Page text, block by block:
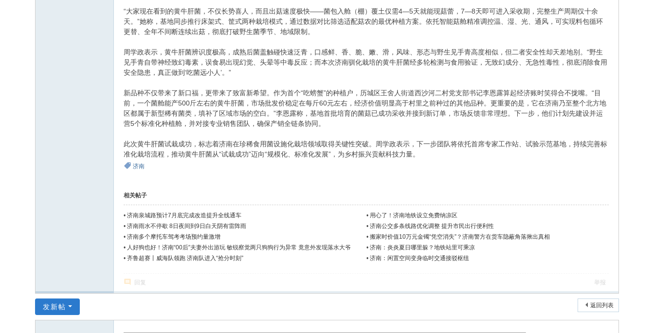
“大家现在看到的黄牛肝菌，不仅长势喜人，而且出菇速度极快——菌包入舱（棚）覆土仅需4—5天就能现菇蕾，7—8天即可进入采收期，完整生产周期仅十余
天。”她称，基地同步推行床架式、筐式两种栽培模式，通过数据对比筛选适配菇农的最优种植方案。依托智能菇舱精准调控温、湿、光、通风，可实现料包循环
更替、全年不间断连续出菇，彻底打破野生菌季节、地域限制。
周学政表示，黄牛肝菌辨识度极高，成熟后菌盖触碰快速泛青，口感鲜、香、脆、嫩、滑，风味、形态与野生见手青高度相似，但二者安全性却天差地别。“野生
见手青自带神经致幻毒素，误食易出现幻觉、头晕等中毒反应；而本次济南驯化栽培的黄牛肝菌经多轮检测与食用验证，无致幻成分、无急性毒性，彻底消除食用
安全隐患，真正做到‘吃菌远小人’。”
新品种不仅带来了新口福，更带来了致富新希望。作为首个“吃螃蟹”的种植户，历城区王舍人街道西沙河二村党支部书记李恩露算起经济账时笑得合不拢嘴。“目
前，一个菌舱能产500斤左右的黄牛肝菌，市场批发价稳定在每斤60元左右，经济价值明显高于村里之前种过的其他品种。更重要的是，它在济南乃至整个北方地
区都属于新型稀有菌类，填补了区域市场的空白。”李恩露称，基地首批培育的菌菇已成功采收并接到新订单，市场反馈非常理想。下一步，他们计划先建设并运
营5个标准化种植舱，并对接专业销售团队，确保产销全链条协同。
此次黄牛肝菌试栽成功，标志着济南在珍稀食用菌设施化栽培领域取得关键性突破。周学政表示，下一步团队将依托首席专家工作站、试验示范基地，持续完善标
准化栽培流程，推动黄牛肝菌从“试栽成功”迈向“规模化、标准化发展”，为乡村振兴贡献科技力量。
济南
相关帖子
• 济南泉城路预计7月底完成改造提升全线通车 • 用心了！济南地铁设立免费纳凉区
• 济南雨水不停歇 8日夜间到9日白天阴有雷阵雨 • 济南公交多条线路优化调整 提升市民出行便利性
• 济南多个摩托车驾考考场预约量激增 • 搬家时价值10万元金镯“凭空消失”？济南警方在货车隐蔽角落揪出真相
• 人好狗也好！济南“00后”夫妻外出游玩 敏锐察觉两只狗狗行为异常 竟意外发现落水大爷 • 济南：炎炎夏日哪里躲？地铁站里可乘凉
• 齐鲁超赛丨威海队领跑 济南队进入“抢分时刻” • 济南：闲置空间变身临时交通接驳枢纽
回复 举报
返回列表
发新帖